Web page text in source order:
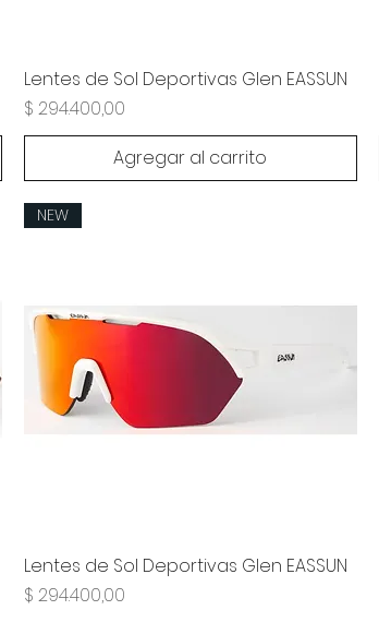
Lentes de Sol Deportivas Glen EASSUN
Precio
$ 294.400,00
Agregar al carrito
NEW
Lentes de Sol Deportivas Glen EASSUN
Precio
$ 294.400,00